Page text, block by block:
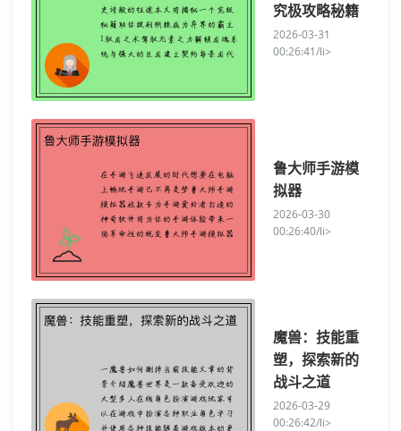
究极攻略秘籍
2026-03-31
00:26:41/li>
鲁大师手游模
拟器
2026-03-30
00:26:40/li>
魔兽：技能重
塑，探索新的
战斗之道
2026-03-29
00:26:42/li>